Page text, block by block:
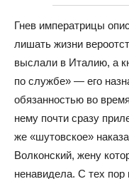
Гнев императрицы
лишать жизни
выслали в Италию, а
по службе» — его
обязанностью во
нему почти сразу
же «шутовское»
Волконский, жену
ненавидела. С тех